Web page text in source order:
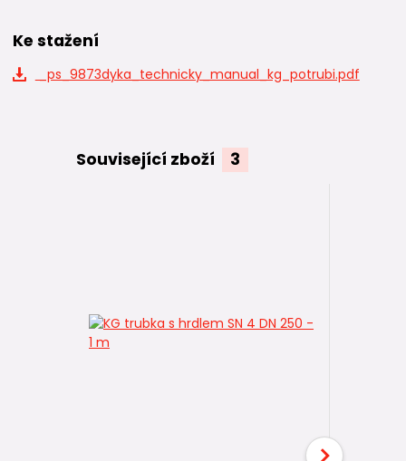
Ke stažení
_ps_9873dyka_technicky_manual_kg_potrubi.pdf
Související zboží 3